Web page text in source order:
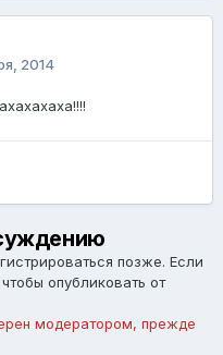
2014
позже. Если
чтобы опубликовать от
модератором, прежде